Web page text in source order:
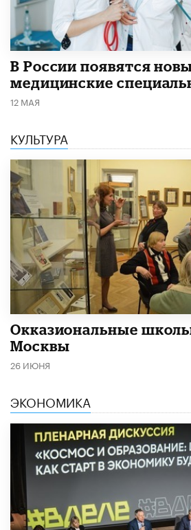
В России появятся
медицинские
12 МАЯ
КУЛЬТУРА
​Окказиональные
Москвы
26 ИЮНЯ
ЭКОНОМИКА